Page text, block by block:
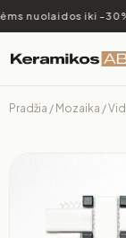
nuolaidos iki -30%
Pradžia / Mozaika /